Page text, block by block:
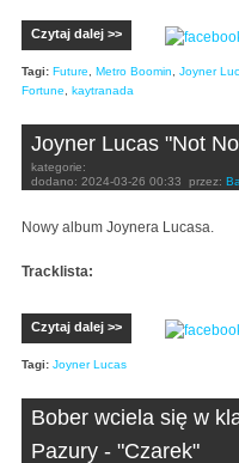
Czytaj dalej >>
Tagi: Future, Metro Boomin, Joyner
Fortune, kaytranada
Joyner Lucas "Not
kategorie:
dodano: 2024-03-26 00:33 przez:
Nowy album Joynera Lucasa.
Tracklista:
Czytaj dalej >>
Tagi: Joyner Lucas
Bober wciela się w
Pazury - "Czarek"